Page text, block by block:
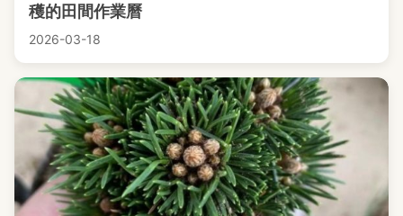
穫的田間作業曆
2026-03-18